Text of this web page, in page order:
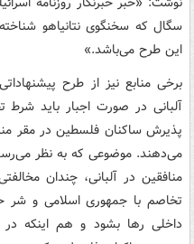
سگال که سخنگوی نتانیاهو
این طرح می‌باشد.»
برخی منابع نیز از طرح
آلبانی در صورت اجبار باید شرط
پذیرش ساکنان فلسطین در مقر
می‌دهند. موضوعی که به نظر
منافقین در آلبانی، چندان
تخاصم با جمهوری اسلامی و
داخلی رها بشود و هم اینکه